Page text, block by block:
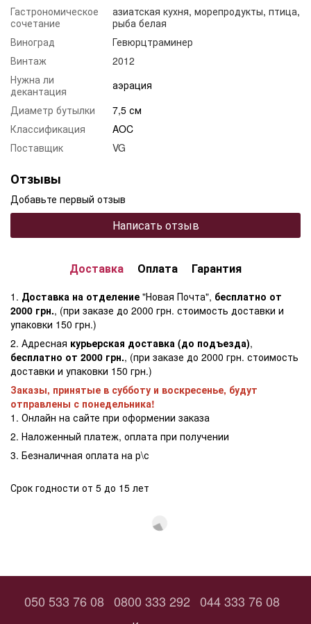
Гастрономическое
сочетание
азиатская кухня, морепродукты, птица,
рыба белая
Виноград
Гевюрцтраминер
Винтаж
2012
Нужна ли
декантация
аэрация
Диаметр бутылки
7,5 см
Классификация
AOC
Поставщик
VG
Отзывы
Добавьте первый отзыв
Написать отзыв
Доставка Оплата Гарантия
1. Доставка на отделение "Новая Почта", бесплатно от
2000 грн., (при заказе до 2000 грн. стоимость доставки и
упаковки 150 грн.)
2. Адресная курьерская доставка (до подъезда),
бесплатно от 2000 грн., (при заказе до 2000 грн. стоимость
доставки и упаковки 150 грн.)
Заказы, принятые в субботу и воскресенье, будут
отправлены с понедельника!
1. Онлайн на сайте при оформении заказа
2. Наложенный платеж, оплата при получении
3. Безналичная оплата на р\с
Срок годности от 5 до 15 лет
050 533 76 08 0800 333 292 044 333 76 08